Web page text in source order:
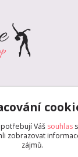
Váš souhlas
zobrazovat
zájmů.